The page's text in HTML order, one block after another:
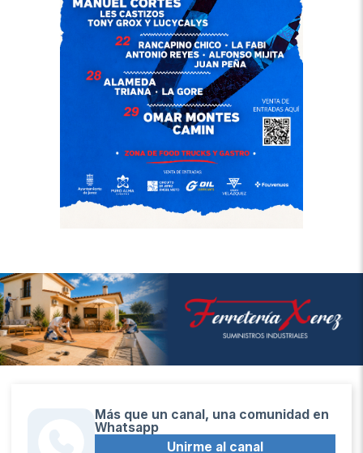
Más que un canal, una comunidad en
Whatsapp
Unirme al canal